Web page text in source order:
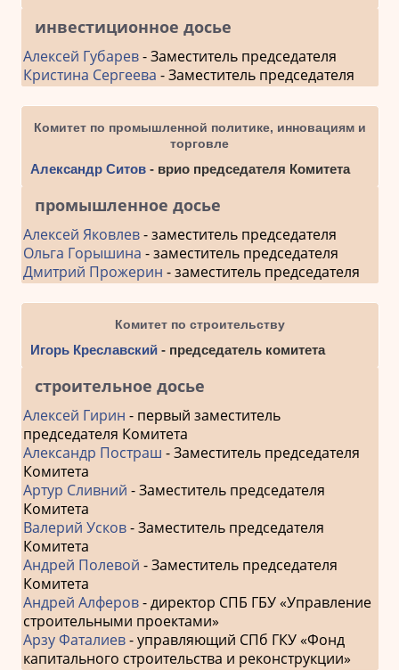
инвестиционное досье
Алексей Губарев- Заместитель председателя
Кристина Сергеева - Заместитель председателя
Комитет по промышленной политике, инновациям и
торговле
Александр Ситов- врио председателя Комитета
промышленное досье
Алексей Яковлев- заместитель председателя
Ольга Горышина - заместитель председателя
Дмитрий Прожерин - заместитель председателя
Комитет по строительству
Игорь Креславский - председатель комитета
строительное досье
Алексей Гирин - первый заместитель
председателя Комитета
Александр Постраш - Заместитель председателя
Комитета
Артур Сливний - Заместитель председателя
Комитета
Валерий Усков- Заместитель председателя
Комитета
Андрей Полевой - Заместитель председателя
Комитета
Андрей Алферов- директор СПБ ГБУ «Управление
строительными проектами»
Арзу Фаталиев- управляющий СПб ГКУ «Фонд
капитального строительства и реконструкции»